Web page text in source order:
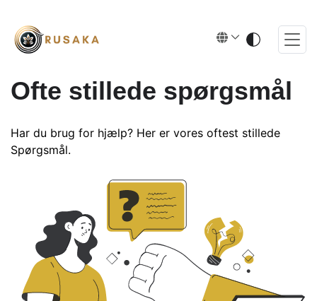
Ofte stillede spørgsmål
Har du brug for hjælp? Her er vores oftest stillede
Spørgsmål.